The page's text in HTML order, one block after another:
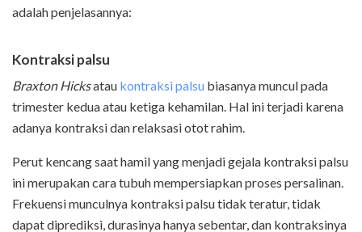
adalah penjelasannya:
Kontraksi palsu
Braxton Hicksatau kontraksi palsu biasanya muncul pada
trimester kedua atau ketiga kehamilan. Hal ini terjadi karena
adanya kontraksi dan relaksasi otot rahim.
Perut kencang saat hamil yang menjadi gejala kontraksi palsu
ini merupakan cara tubuh mempersiapkan proses persalinan.
Frekuensi munculnya kontraksi palsu tidak teratur, tidak
dapat diprediksi, durasinya hanya sebentar, dan kontraksinya